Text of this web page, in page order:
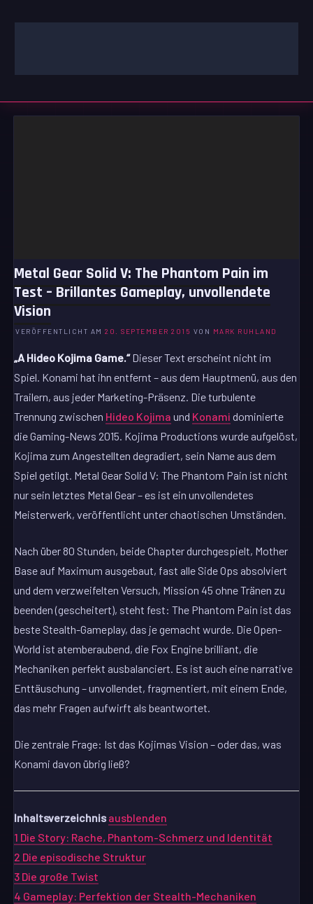
Inhalt
Metal Gear Solid V: The Phantom Pain im
Test – Brillantes Gameplay, unvollendete
Vision
VERÖFFENTLICHT AM20. SEPTEMBER 2015 VON MARK RUHLAND
„A Hideo Kojima Game.“Dieser Text erscheint nicht im
Spiel. Konami hat ihn entfernt – aus dem Hauptmenü, aus den
Trailern, aus jeder Marketing-Präsenz. Die turbulente
Trennung zwischen Hideo Kojima und Konami dominierte
die Gaming-News 2015. Kojima Productions wurde aufgelöst,
Kojima zum Angestellten degradiert, sein Name aus dem
Spiel getilgt. Metal Gear Solid V: The Phantom Pain ist nicht
nur sein letztes Metal Gear – es ist ein unvollendetes
Meisterwerk, veröffentlicht unter chaotischen Umständen.
Nach über 80 Stunden, beide Chapter durchgespielt, Mother
Base auf Maximum ausgebaut, fast alle Side Ops absolviert
und dem verzweifelten Versuch, Mission 45 ohne Tränen zu
beenden (gescheitert), steht fest: The Phantom Pain ist das
beste Stealth-Gameplay, das je gemacht wurde. Die Open-
World ist atemberaubend, die Fox Engine brilliant, die
Mechaniken perfekt ausbalanciert. Es ist auch eine narrative
Enttäuschung – unvollendet, fragmentiert, mit einem Ende,
das mehr Fragen aufwirft als beantwortet.
Die zentrale Frage: Ist das Kojimas Vision – oder das, was
Konami davon übrig ließ?
Inhaltsverzeichnis ausblenden
1 Die Story: Rache, Phantom-Schmerz und Identität
2 Die episodische Struktur
3 Die große Twist
4 Gameplay: Perfektion der Stealth-Mechaniken